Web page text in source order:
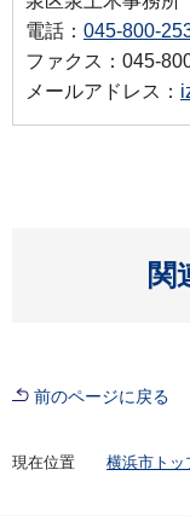
電話： 045-800-
ファクス：045-
メールアドレス：
関
前のページに戻る
現在位置 横浜市トッ